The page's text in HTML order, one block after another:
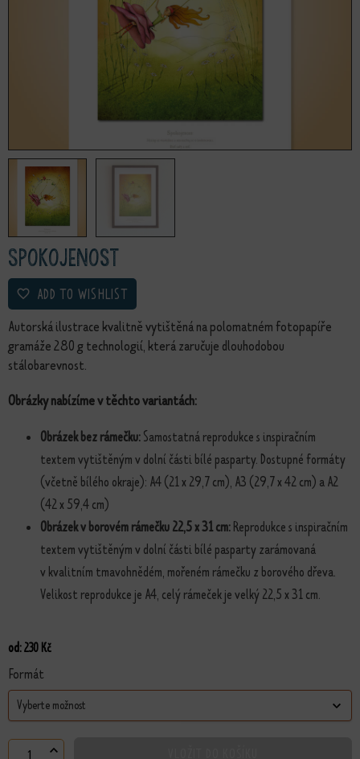
Spokojenost
ADD TO WISHLIST
Autorská ilustrace kvalitně vytištěná na polomatném fotopapíře
gramáže 280 g technologií, která zaručuje dlouhodobou
stálobarevnost.
Obrázky nabízíme v těchto variantách:
Obrázek bez rámečku:Samostatná reprodukce s inspiračním
textem vytištěným v dolní části bílé pasparty. Dostupné formáty
(včetně bílého okraje): A4 (21 x 29,7 cm), A3 (29,7 x 42 cm) a A2
(42 x 59,4 cm)
Obrázek v borovém rámečku 22,5 x 31 cm:Reprodukce s inspiračním
textem vytištěným v dolní části bílé pasparty zarámovaná
v kvalitním tmavohnědém, mořeném rámečku z borového dřeva.
Velikost reprodukce je A4, celý rámeček je velký 22,5 x 31 cm.
od:230 Kč
Formát
Spokojenost množství